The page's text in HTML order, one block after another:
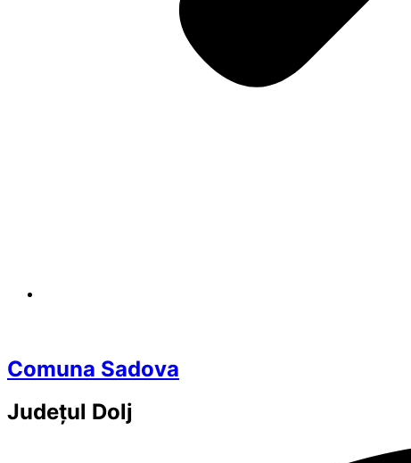
Comuna Sadova
Județul Dolj